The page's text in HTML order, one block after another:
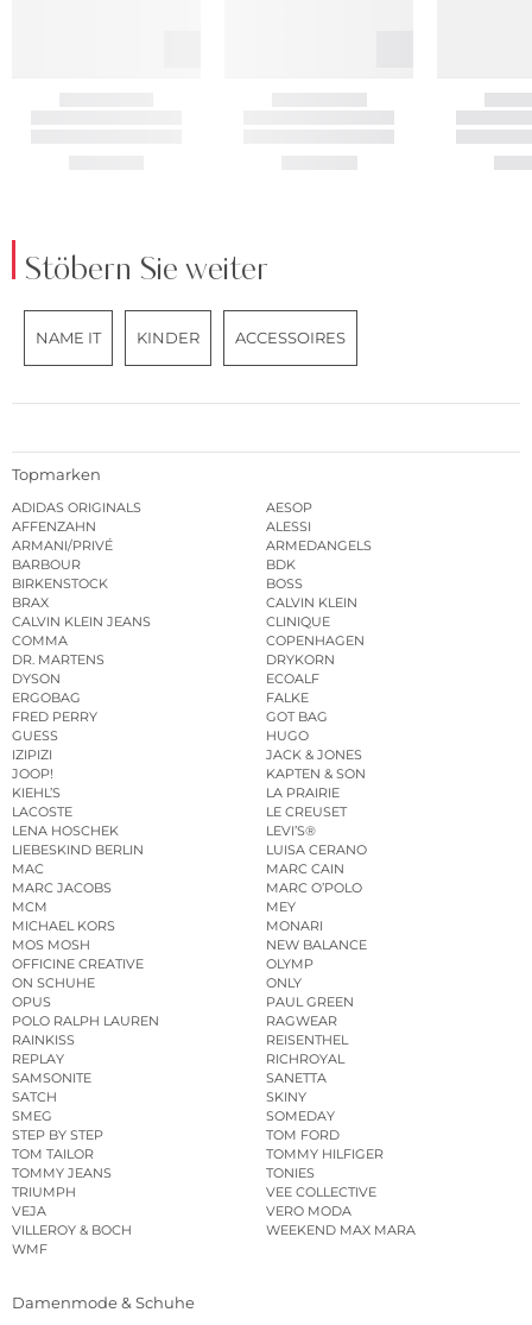
Stöbern Sie weiter
NAME IT KINDER ACCESSOIRES
Topmarken
ADIDAS ORIGINALS
AESOP
AFFENZAHN
ALESSI
ARMANI/PRIVÉ
ARMEDANGELS
BARBOUR
BDK
BIRKENSTOCK
BOSS
BRAX
CALVIN KLEIN
CALVIN KLEIN JEANS
CLINIQUE
COMMA
COPENHAGEN
DR. MARTENS
DRYKORN
DYSON
ECOALF
ERGOBAG
FALKE
FRED PERRY
GOT BAG
GUESS
HUGO
IZIPIZI
JACK & JONES
JOOP!
KAPTEN & SON
KIEHL’S
LA PRAIRIE
LACOSTE
LE CREUSET
LENA HOSCHEK
LEVI’S®
LIEBESKIND BERLIN
LUISA CERANO
MAC
MARC CAIN
MARC JACOBS
MARC O’POLO
MCM
MEY
MICHAEL KORS
MONARI
MOS MOSH
NEW BALANCE
OFFICINE CREATIVE
OLYMP
ON SCHUHE
ONLY
OPUS
PAUL GREEN
POLO RALPH LAUREN
RAGWEAR
RAINKISS
REISENTHEL
REPLAY
RICHROYAL
SAMSONITE
SANETTA
SATCH
SKINY
SMEG
SOMEDAY
STEP BY STEP
TOM FORD
TOM TAILOR
TOMMY HILFIGER
TOMMY JEANS
TONIES
TRIUMPH
VEE COLLECTIVE
VEJA
VERO MODA
VILLEROY & BOCH
WEEKEND MAX MARA
WMF
Damenmode & Schuhe